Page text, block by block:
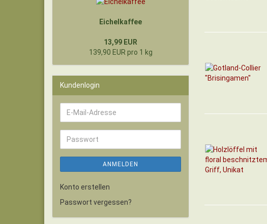
Eichelkaffee
13,99 EUR
139,90 EUR pro 1 kg
Kundenlogin
E-
Mail-
Adresse
Passwort
ANMELDEN
Konto erstellen
Passwort vergessen?